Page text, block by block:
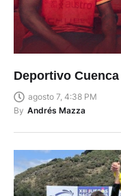
Deportivo
agosto 7, 4:38 PM
By Andrés Mazza